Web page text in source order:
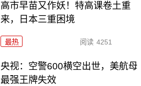
高市早苗又作妖！特高课卷土重
来，日本三重困境
最热 阅读 4251
央视：空警600横空出世，美航母
最强王牌失效